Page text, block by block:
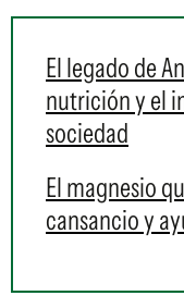
El legado de
nutrición y el
sociedad
El magnesio
cansancio y